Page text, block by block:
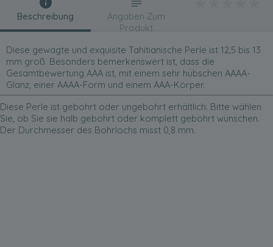
Beschreibung
Diese gewagte und exquisite Tahitianische Perle ist 12,5 bis 13
mm groß. Besonders bemerkenswert ist, dass die
Gesamtbewertung AAA ist, mit einem sehr hübschen AAAA-
Glanz, einer AAAA-Form und einem AAA-Körper.
Diese Perle ist gebohrt oder ungebohrt erhältlich. Bitte wählen
Sie, ob Sie sie halb gebohrt oder komplett gebohrt wünschen.
Der Durchmesser des Bohrlochs misst 0,8 mm.
Angaben Zum
Produkt